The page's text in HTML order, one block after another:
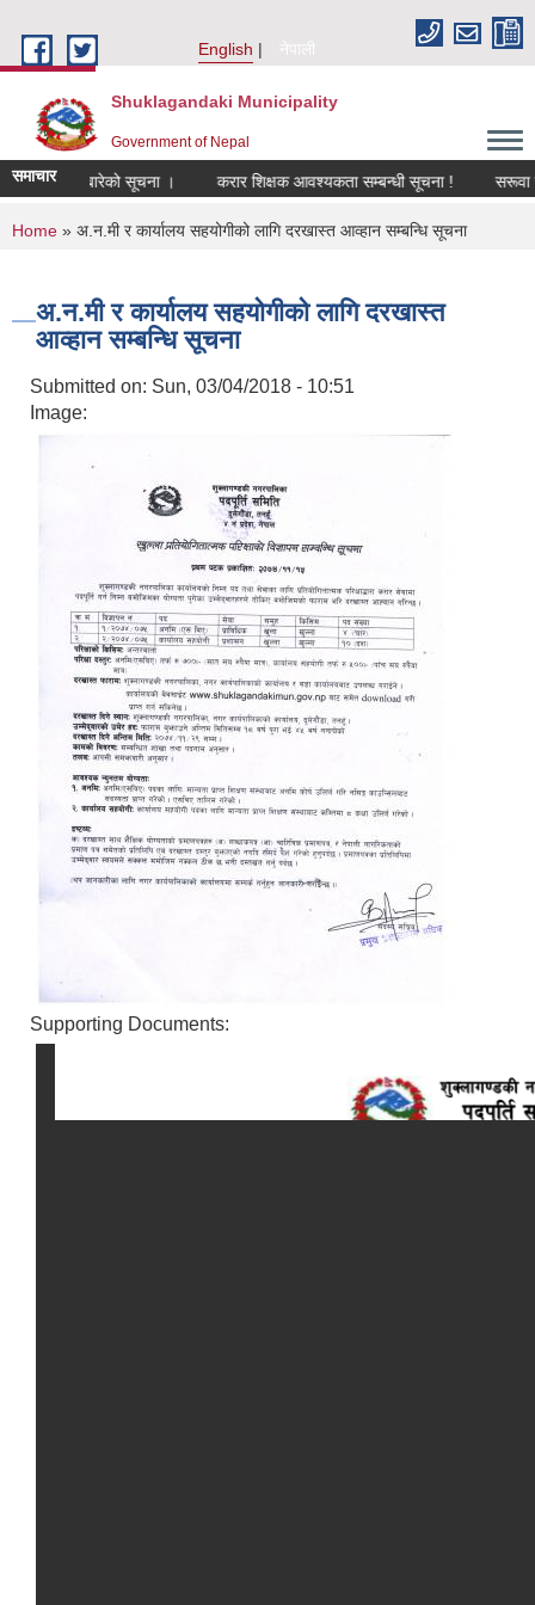
English
नेपाली
Shuklagandaki Municipality
Government of Nepal
समाचारगर्न बारेको सूचना । करार शिक्षक आवश्यकता सम्बन्धी सूचना ! सरूवा
You are here
Home » अ.न.मी र कार्यालय सहयोगीको लागि दरखास्त आव्हान सम्बन्धि सूचना
अ.न.मी र कार्यालय सहयोगीको लागि दरखास्त
आव्हान सम्बन्धि सूचना
Submitted on: Sun, 03/04/2018 - 10:51
Image:
Supporting Documents: